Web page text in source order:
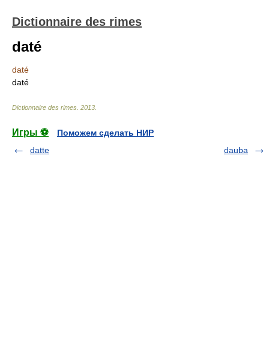
Dictionnaire des rimes
daté
daté
daté
Dictionnaire des rimes 2013
Игры ⚽
Поможем сделать НИР
datte
dauba